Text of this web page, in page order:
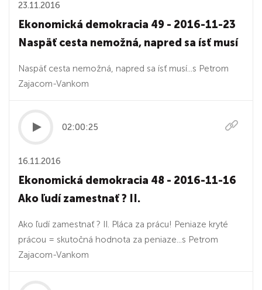
23.11.2016
Ekonomická demokracia 49 - 2016-11-23
Naspäť cesta nemožná, napred sa ísť musí
Naspäť cesta nemožná, napred sa ísť musí...s Petrom
Zajacom-Vankom
02:00:25
16.11.2016
Ekonomická demokracia 48 - 2016-11-16
Ako ľudí zamestnať ? II.
Ako ľudí zamestnať ? II. Pláca za prácu! Peniaze kryté
prácou = skutočná hodnota za peniaze...s Petrom
Zajacom-Vankom